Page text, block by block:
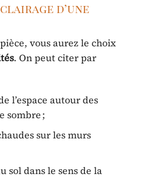
d’une
vous aurez le choix
. On peut citer par
l’espace autour des
sombre ;
sur les murs
sol dans le sens de la